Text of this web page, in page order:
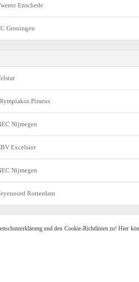
Enschede
Groningen
Piraeus
Nijmegen
Excelsior
Nijmegen
Rotterdam
und den Cookie-Richtlinien zu! Hier